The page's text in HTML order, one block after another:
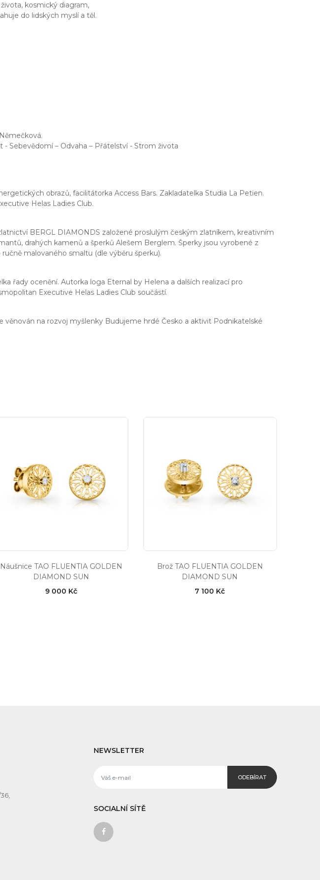
kosmický diagram,
do lidských myslí a těl.
Sebevědomí – Odvaha – Přátelství - Strom života
obrazů, facilitátorka Access Bars. Zakladatelka Studia La Petien.
Helas Ladies Club.
BERGL DIAMONDS založené proslulým českým zlatníkem, kreativním
drahých kamenů a šperků Alešem Berglem. Šperky jsou vyrobené z
malovaného smaltu (dle výběru šperku).
řady ocenění. Autorka loga Eternal by Helena a dalších realizací pro
Executive Helas Ladies Club součástí.
na rozvoj myšlenky Budujeme hrdé Česko a aktivit Podnikatelské
Náušnice TAO FLUENTIA GOLDEN
DIAMOND SUN
9 000 Kč
Brož TAO FLUENTIA GOLDEN
DIAMOND SUN
7 100 Kč
NEWSLETTER
ODEBÍRAT
SOCIALNÍ SÍTĚ